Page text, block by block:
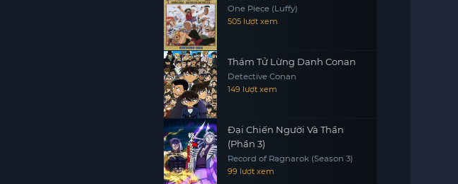
One Piece (Luffy)
505 lượt xem
Thám Tử Lừng Danh Conan
Detective Conan
149 lượt xem
Đại Chiến Người Và Thần
(Phần 3)
Record of Ragnarok (Season 3)
99 lượt xem